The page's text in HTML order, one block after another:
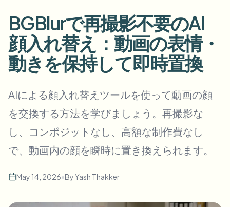
Sfocatura registrazione schermo
Sfocatura conformità GDPR
Intervista di strada del vlogger
Sfocatura gaming e streaming
Sfoca qualsiasi cosa
AI Video Object Remover
Sfoca Volti nelle Foto
Anonimizzazione del viso
Sanità
Governance video in clinica e a contatto col paziente
Settore pubblico
Anonimizzazione visi in blocco
Batch di volume, retention e SLA
Sfocatura targhe in blocco
Flotte, dashcam e parcheggi su larga scala
Sfocatura visi in blocco
Strumenti
Categoria
Prodotti
BGBlurで再撮影不要のAI
顔入れ替え：動画の表情・
動きを保持して即時置換
AIによる顔入れ替えツールを使って動画の顔
を交換する方法を学びましょう。再撮影な
し、コンポジットなし、高額な制作費なし
で、動画内の顔を瞬時に置き換えられます。
May 14, 2026•ByYash Thakker